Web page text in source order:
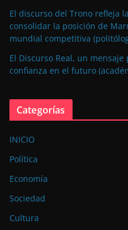
El discurso del Trono refleja
consolidar la posición de
mundial competitiva
El Discurso Real, un
confianza en el futuro
Categorías
INICIO
Política
Economía
Sociedad
Cultura